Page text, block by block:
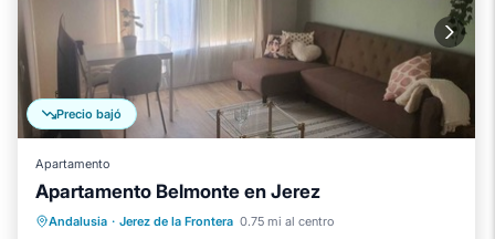
Precio bajó
Apartamento
Apartamento Belmonte en Jerez
Andalusia · Jerez de la Frontera 0.75 mi al centro
Cocina Aire acondicionado